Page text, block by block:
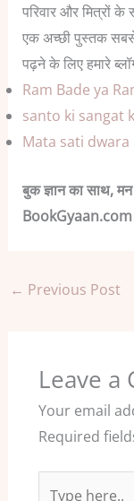
परिवार और मित्रों
एक अच्छी पुस्तक सबसे
पढ़ने के लिए हमारे
Ram Bade ya
santo ki sangat
Mata sati
बुक ज्ञान का साथ, मन
BookGyaan.com
← Previous Post
Leave a
Your email
Required